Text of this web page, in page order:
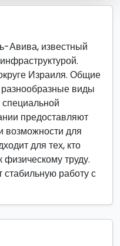
Авива, известный
Израиля. Общие
виды
предоставляют
возможности для
для тех, кто
физическому труду.
работу с